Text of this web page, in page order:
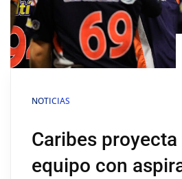
NOTICIAS
Caribes
equipo con